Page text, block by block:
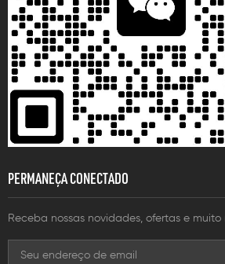
PERMANEÇA CONECTADO
Receba nossas novidades, ofertas e muito